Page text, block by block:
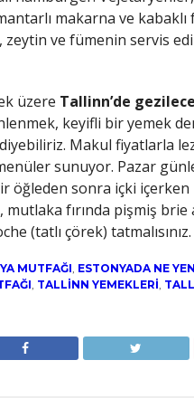
makarna ve
zeytin ve fümenin servis
üzere Tallinn’de
keyifli bir yemek
Makul fiyatlarla
sunuyor. Pazar
öğleden sonra içki
fırında pişmiş
(tatlı çörek) tatmalısınız.
MUTFAĞI ESTONYADA NE
TALLINN YEMEKLERI